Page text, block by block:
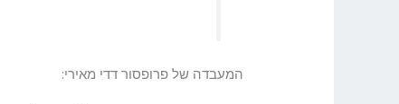
המעבדה של פרופסור דדי מאירי: